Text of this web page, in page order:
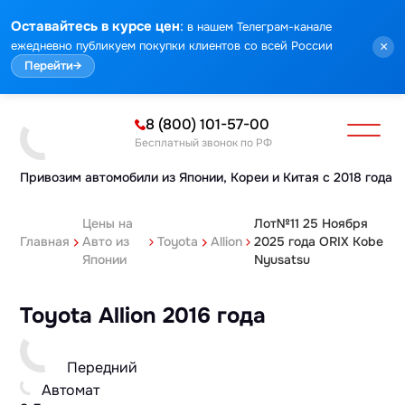
Оставайтесь в курсе цен: в нашем Телеграм-канале
ежедневно публикуем покупки клиентов со всей России
Перейти→
×
Привозим автомобили из Японии, Кореи и Китая с 2018 года
8 (800) 101-57-00
Бесплатный звонок по РФ
Главная
Цены на
Авто из
Японии
Toyota Allion
Лот№11 25 Ноября
2025 года ORIX Kobe
Nyusatsu
Toyota Allion 2016 года
Передний
Автомат